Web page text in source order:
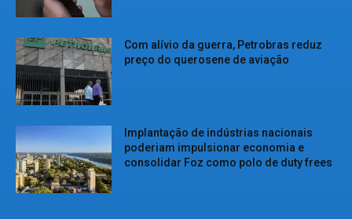
Com alívio da guerra, Petrobras reduz
preço do querosene de aviação
Implantação de indústrias nacionais
poderiam impulsionar economia e
consolidar Foz como polo de duty frees